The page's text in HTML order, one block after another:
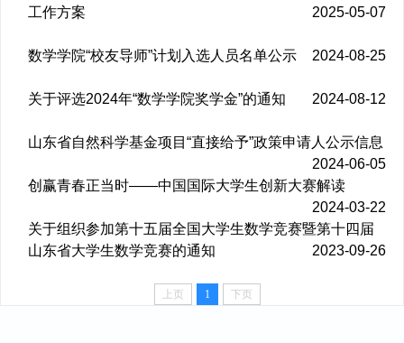
工作方案
2025-05-07
数学学院“校友导师”计划入选人员名单公示 2024-08-25
关于评选2024年“数学学院奖学金”的通知 2024-08-12
山东省自然科学基金项目“直接给予”政策申请人公示信息
2024-06-05
创赢青春正当时——中国国际大学生创新大赛解读
2024-03-22
关于组织参加第十五届全国大学生数学竞赛暨第十四届
山东省大学生数学竞赛的通知
2023-09-26
上页 1 下页